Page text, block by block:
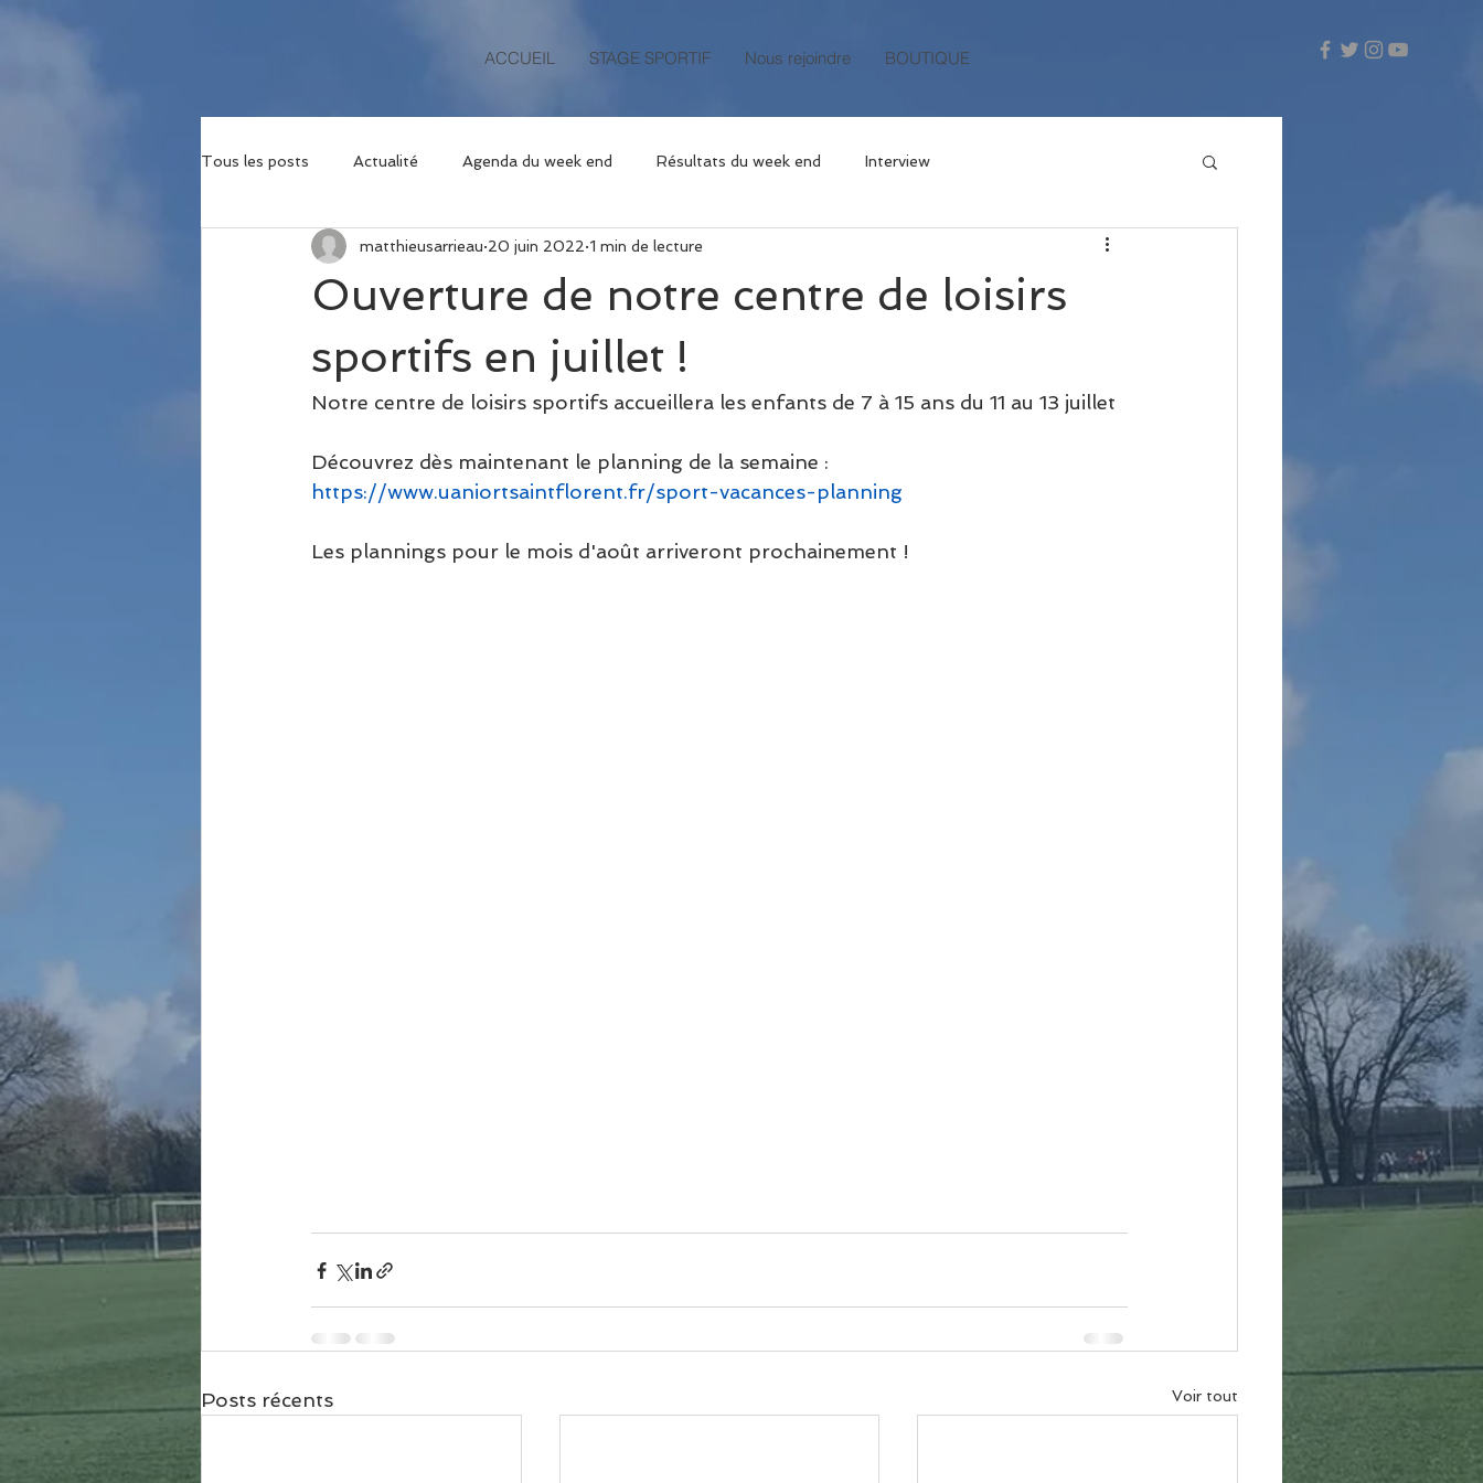
ACCUEIL STAGE SPORTIF Nous rejoindre BOUTIQUE
Tous les posts Actualité Agenda du week end Résultats du week end Interview
Ouverture de notre centre de loisirs
sportifs en juillet !
matthieusarrieau 20 juin 2022 1 min de lecture
Notre centre de loisirs sportifs accueillera les enfants de 7 à 15 ans du 11 au 13 juillet
Découvrez dès maintenant le planning de la semaine :
https://www.uaniortsaintflorent.fr/sport-vacances-planning
Les plannings pour le mois d'août arriveront prochainement !
Posts récents Voir tout